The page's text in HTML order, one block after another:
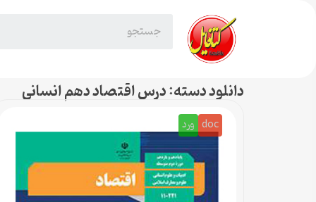
دانلود دسته: درس اقتصاد دهم انسانی
doc ورد